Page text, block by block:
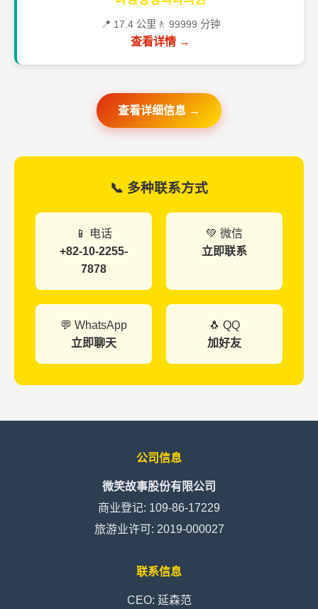
📍 17.4 公里 🚶 99999 分钟
查看详情 →
查看详细信息 →
📞 多种联系方式
📱 电话
+82-10-2255-
7878
💚 微信
立即联系
💬 WhatsApp
立即聊天
🐧 QQ
加好友
公司信息
微笑故事股份有限公司
商业登记: 109-86-17229
旅游业许可: 2019-000027
联系信息
CEO: 延森范